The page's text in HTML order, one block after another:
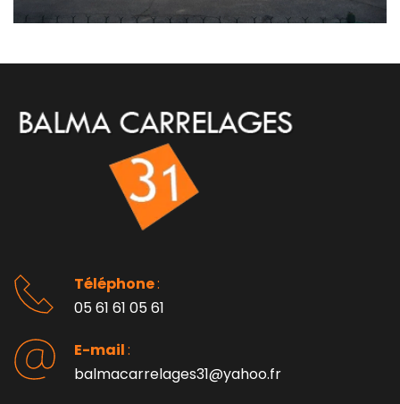
Téléphone :
05 61 61 05 61
E-mail :
balmacarrelages31@yahoo.fr